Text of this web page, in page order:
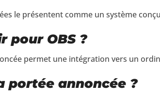
le présentent comme un système
pour OBS ?
permet une intégration vers un
portée annoncée ?